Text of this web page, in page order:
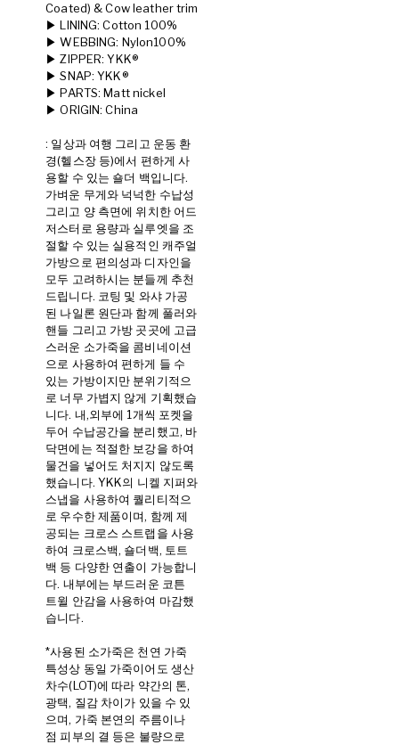
Coated) & Cow leather trim
▶︎ LINING: Cotton 100%
▶︎ WEBBING: Nylon100%
▶︎ ZIPPER: YKK®
▶︎ SNAP: YKK®
▶︎ PARTS: Matt nickel
▶︎ ORIGIN: China
: 일상과 여행 그리고 운동 환
경(헬스장 등)에서 편하게 사
용할 수 있는 숄더 백입니다.
가벼운 무게와 넉넉한 수납성
그리고 양 측면에 위치한 어드
저스터로 용량과 실루엣을 조
절할 수 있는 실용적인 캐주얼
가방으로 편의성과 디자인을
모두 고려하시는 분들께 추천
드립니다. 코팅 및 와샤 가공
된 나일론 원단과 함께 풀러와
핸들 그리고 가방 곳곳에 고급
스러운 소가죽을 콤비네이션
으로 사용하여 편하게 들 수
있는 가방이지만 분위기적으
로 너무 가볍지 않게 기획했습
니다. 내,외부에 1개씩 포켓을
두어 수납공간을 분리했고, 바
닥면에는 적절한 보강을 하여
물건을 넣어도 처지지 않도록
했습니다. YKK의 니켈 지퍼와
스냅을 사용하여 퀄리티적으
로 우수한 제품이며, 함께 제
공되는 크로스 스트랩을 사용
하여 크로스백, 숄더백, 토트
백 등 다양한 연출이 가능합니
다. 내부에는 부드러운 코튼
트윌 안감을 사용하여 마감했
습니다.
*사용된 소가죽은 천연 가죽
특성상 동일 가죽이어도 생산
차수(LOT)에 따라 약간의 톤,
광택, 질감 차이가 있을 수 있
으며, 가죽 본연의 주름이나
점 피부의 결 등은 불량으로